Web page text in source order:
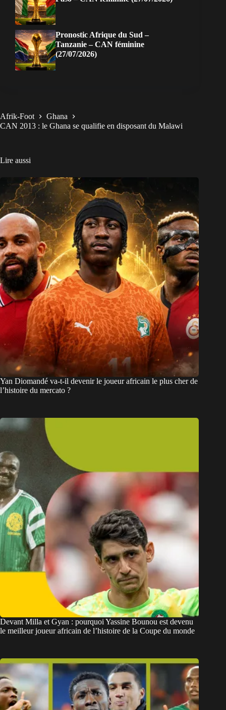
Pronostic Afrique du Sud –
Tanzanie – CAN féminine
(27/07/2026)
Afrik-Foot
Ghana
CAN 2013 : le Ghana se qualifie en disposant du Malawi
Lire aussi
Yan Diomandé va-t-il devenir le joueur africain le plus cher de
l’histoire du mercato ?
Devant Milla et Gyan : pourquoi Yassine Bounou est devenu
le meilleur joueur africain de l’histoire de la Coupe du monde